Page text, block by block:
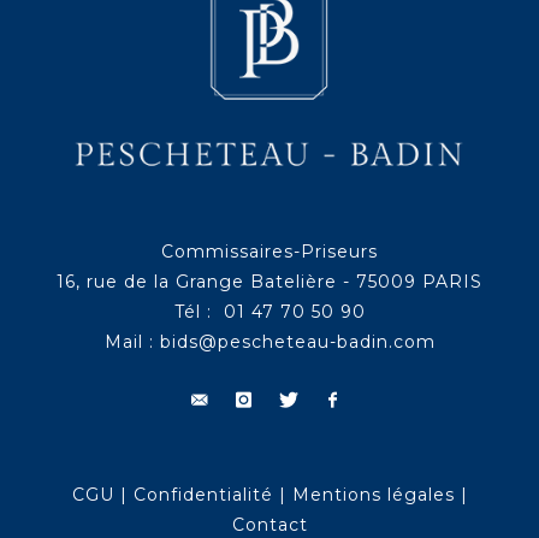
Commissaires-Priseurs
16, rue de la Grange Batelière - 75009 PARIS
Tél : 01 47 70 50 90
Mail : bids@pescheteau-badin.com
CGU | Confidentialité | Mentions légales |
Contact